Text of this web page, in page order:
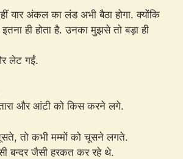
यार अंकल का लंड अभी बैठा होगा. क्योंकि
ही होता है. उनका मुझसे तो बड़ा ही
लेट गईं.
और आंटी को किस करने लगे.
तो कभी मम्मों को चूसने लगते.
बन्दर जैसी हरकत कर रहे थे.